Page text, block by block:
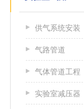
供气系统安装
气路管道
气体管道工程
实验室减压器